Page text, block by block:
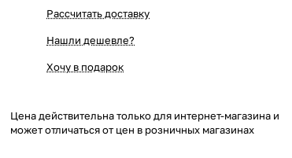
Рассчитать доставку
Нашли дешевле?
Хочу в подарок
Цена действительна только для интернет-магазина и
может отличаться от цен в розничных магазинах